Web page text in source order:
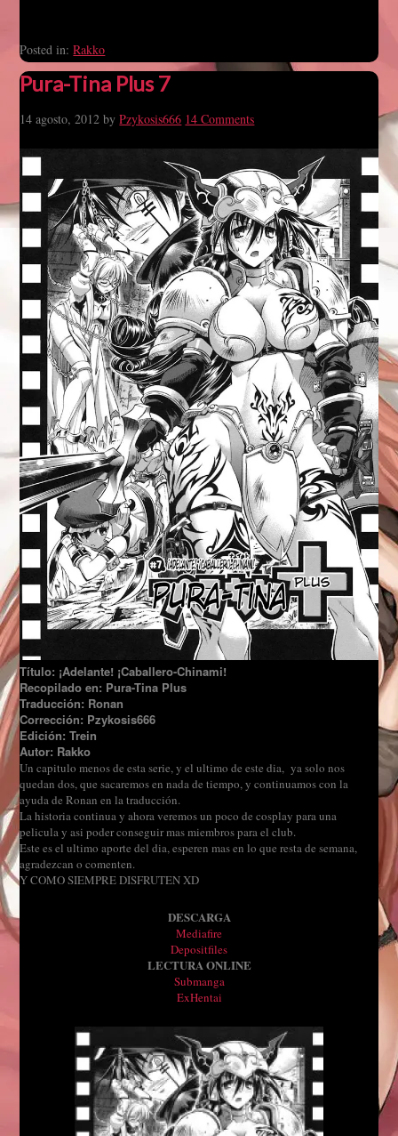
Posted in:Rakko
Pura-Tina Plus 7
14 agosto, 2012 byPzykosis666 14 Comments
Título: ¡Adelante! ¡Caballero-Chinami!
Recopilado en: Pura-Tina Plus
Traducción: Ronan
Corrección: Pzykosis666
Edición: Trein
Autor: Rakko
Un capitulo menos de esta serie, y el ultimo de este dia, ya solo nos
quedan dos, que sacaremos en nada de tiempo, y continuamos con la
ayuda de Ronan en la traducción.
La historia continua y ahora veremos un poco de cosplay para una
pelicula y asi poder conseguir mas miembros para el club.
Este es el ultimo aporte del dia, esperen mas en lo que resta de semana,
agradezcan o comenten.
Y COMO SIEMPRE DISFRUTEN XD
DESCARGA
Mediafire
Depositfiles
LECTURA ONLINE
Submanga
ExHentai